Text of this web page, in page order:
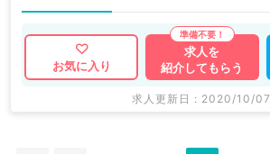
お気に入り
求人を
紹介してもらう
求人更新日 : 2020/10/07